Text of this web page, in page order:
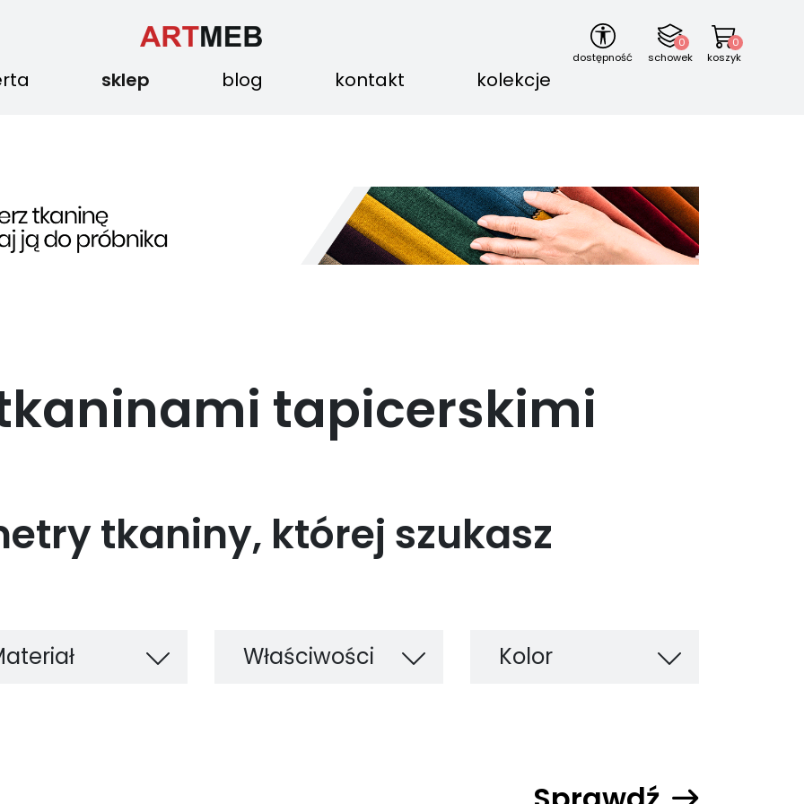
dostępność
0
schowek
0
koszyk
sklep blog kontakt kolekcje
tapicerskimi
tkaniny, której szukasz
Właściwości Kolor